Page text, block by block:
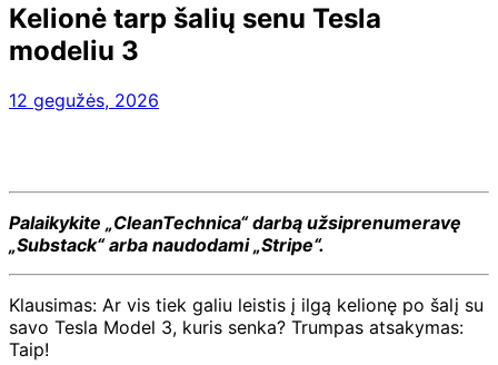
Kelionė tarp šalių senu Tesla
modeliu 3
12 gegužės, 2026
Palaikykite „CleanTechnica“ darbą užsiprenumeravę
„Substack“ arba naudodami „Stripe“.
Klausimas: Ar vis tiek galiu leistis į ilgą kelionę po šalį su
savo Tesla Model 3, kuris senka? Trumpas atsakymas:
Taip!